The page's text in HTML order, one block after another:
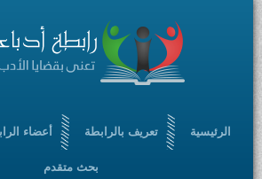
الرئيسية تعريف بالرابطة أعضاء الرابطة
بحث متقدم